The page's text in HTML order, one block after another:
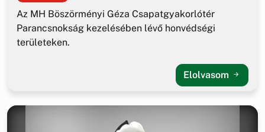
Az MH Böszörményi Géza Csapatgyakorlótér
Parancsnokság kezelésében lévő honvédségi
területeken.
Elolvasom